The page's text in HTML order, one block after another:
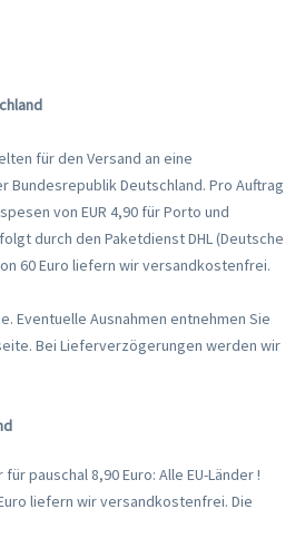
für den Versand an eine
Bundesrepublik Deutschland. Pro Auftrag
von EUR 4,90 für Porto und
durch den Paketdienst DHL (Deutsche
60 Euro liefern wir versandkostenfrei.
Eventuelle Ausnahmen entnehmen Sie
Bei Lieferverzögerungen werden wir
pauschal 8,90 Euro: Alle EU-Länder !
liefern wir versandkostenfrei. Die